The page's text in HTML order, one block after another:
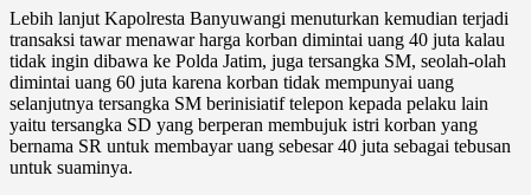
Lebih lanjut Kapolresta Banyuwangi menuturkan kemudian terjadi
transaksi tawar menawar harga korban dimintai uang 40 juta kalau
tidak ingin dibawa ke Polda Jatim, juga tersangka SM, seolah-olah
dimintai uang 60 juta karena korban tidak mempunyai uang
selanjutnya tersangka SM berinisiatif telepon kepada pelaku lain
yaitu tersangka SD yang berperan membujuk istri korban yang
bernama SR untuk membayar uang sebesar 40 juta sebagai tebusan
untuk suaminya.